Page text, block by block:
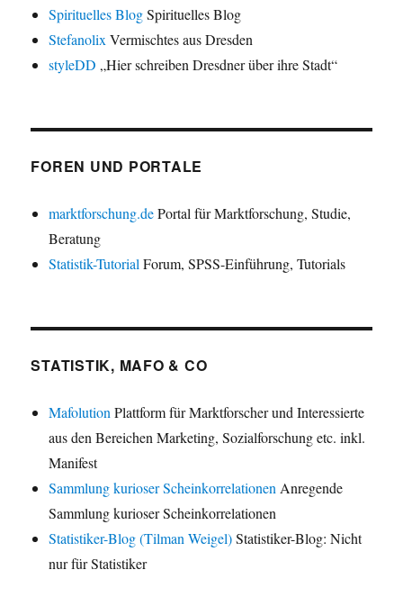
Spirituelles BlogSpirituelles Blog
StefanolixVermischtes aus Dresden
styleDD „Hier schreiben Dresdner über ihre Stadt“
FOREN UND PORTALE
marktforschung.dePortal für Marktforschung, Studie,
Beratung
Statistik-TutorialForum, SPSS-Einführung, Tutorials
STATISTIK, MAFO & CO
MafolutionPlattform für Marktforscher und Interessierte
aus den Bereichen Marketing, Sozialforschung etc. inkl.
Manifest
Sammlung kurioser ScheinkorrelationenAnregende
Sammlung kurioser Scheinkorrelationen
Statistiker-Blog (Tilman Weigel)Statistiker-Blog: Nicht
nur für Statistiker